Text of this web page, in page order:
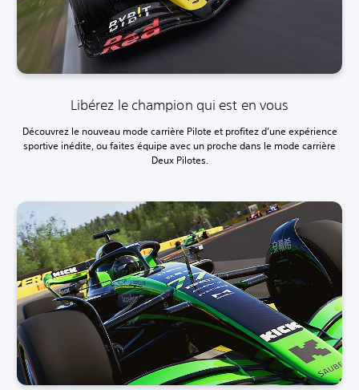
Libérez le champion qui est en vous
Découvrez le nouveau mode carrière Pilote et profitez d’une expérience
sportive inédite, ou faites équipe avec un proche dans le mode carrière
Deux Pilotes.